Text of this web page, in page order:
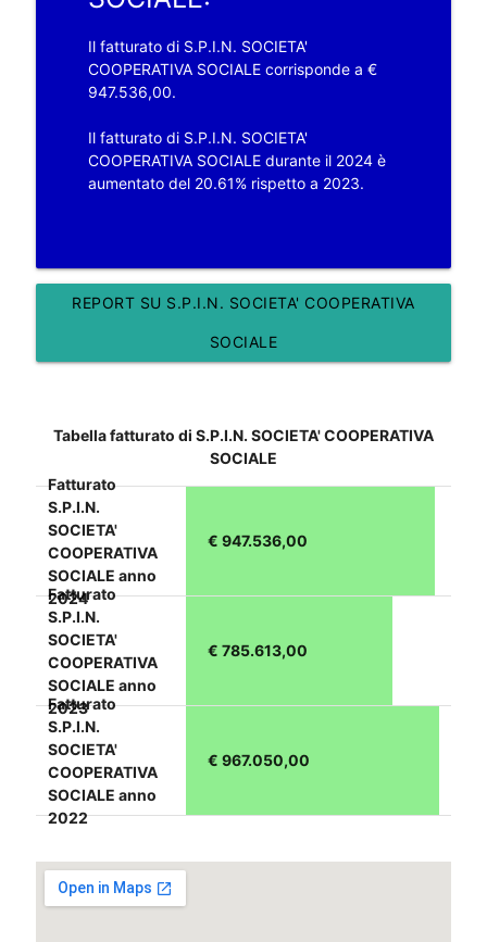
Il fatturato di S.P.I.N. SOCIETA'
COOPERATIVA SOCIALE corrisponde a €
947.536,00.
Il fatturato di S.P.I.N. SOCIETA'
COOPERATIVA SOCIALE durante il 2024 è
aumentato del 20.61% rispetto a 2023.
REPORT SU S.P.I.N. SOCIETA' COOPERATIVA
SOCIALE
Tabella fatturato di S.P.I.N. SOCIETA' COOPERATIVA
SOCIALE
Fatturato
S.P.I.N.
SOCIETA'
COOPERATIVA
SOCIALE anno
2024
€ 947.536,00
Fatturato
S.P.I.N.
SOCIETA'
COOPERATIVA
SOCIALE anno
2023
€ 785.613,00
Fatturato
S.P.I.N.
SOCIETA'
COOPERATIVA
SOCIALE anno
2022
€ 967.050,00